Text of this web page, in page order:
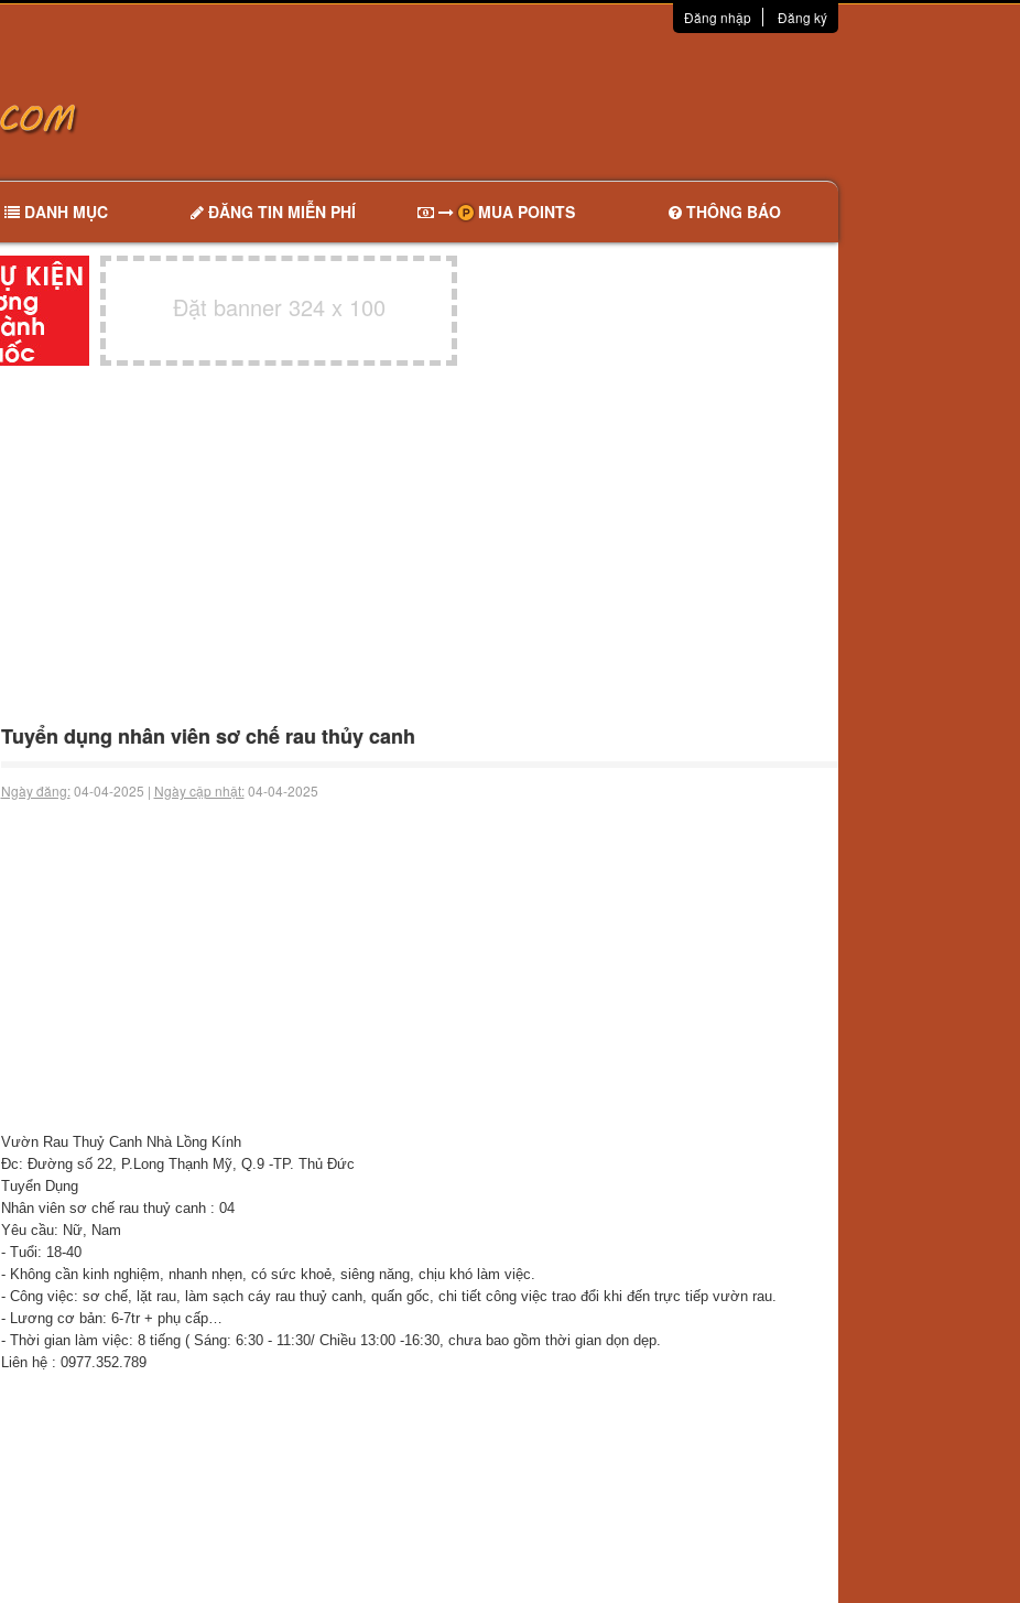
Đăng nhập Đăng ký
DANH MỤC ĐĂNG TIN MIỄN PHÍ MUA POINTS THÔNG BÁO
Đặt banner 324 x 100
Tuyển dụng nhân viên sơ chế rau thủy canh
Ngày đăng:04-04-2025 | Ngày cập nhật:04-04-2025
Vườn Rau Thuỷ Canh Nhà Lồng Kính
Đc: Đường số 22, P.Long Thạnh Mỹ, Q.9 -TP. Thủ Đức
Tuyển Dụng
Nhân viên sơ chế rau thuỷ canh : 04
Yêu cầu: Nữ, Nam
- Tuổi: 18-40
- Không cần kinh nghiệm, nhanh nhẹn, có sức khoẻ, siêng năng, chịu khó làm việc.
- Công việc: sơ chế, lặt rau, làm sạch cáy rau thuỷ canh, quấn gốc, chi tiết công việc trao đổi khi đến trực tiếp vườn rau.
- Lương cơ bản: 6-7tr + phụ cấp…
- Thời gian làm việc: 8 tiếng ( Sáng: 6:30 - 11:30/ Chiều 13:00 -16:30, chưa bao gồm thời gian dọn dẹp.
Liên hệ : 0977.352.789